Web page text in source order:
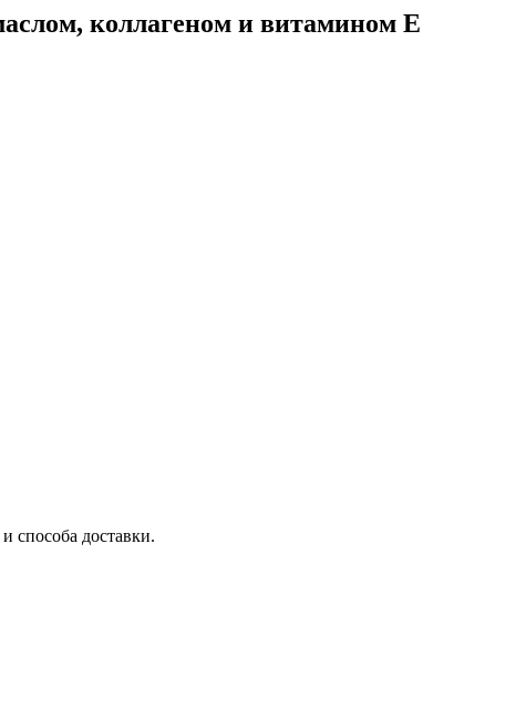
коллагеном и витамином Е
способа доставки.